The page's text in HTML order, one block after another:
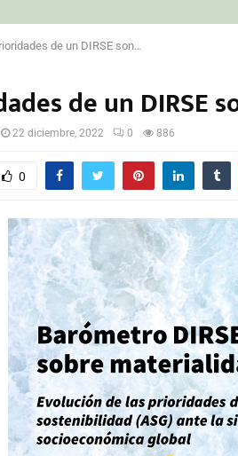
de un DIRSE son…
de un DIRSE
22 diciembre, 2022 0 886
0